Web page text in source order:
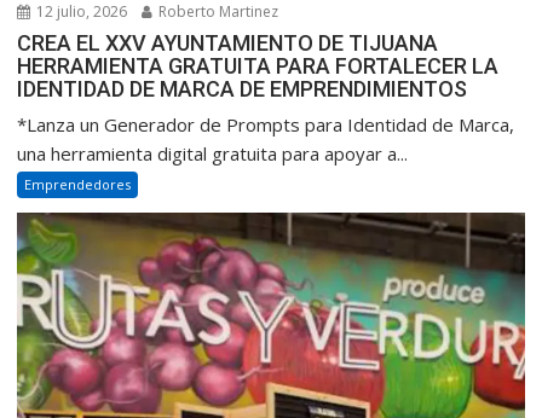
12 julio, 2026 Roberto Martinez
CREA EL XXV AYUNTAMIENTO DE TIJUANA
HERRAMIENTA GRATUITA PARA FORTALECER LA
IDENTIDAD DE MARCA DE EMPRENDIMIENTOS
*Lanza un Generador de Prompts para Identidad de Marca,
una herramienta digital gratuita para apoyar a...
Emprendedores